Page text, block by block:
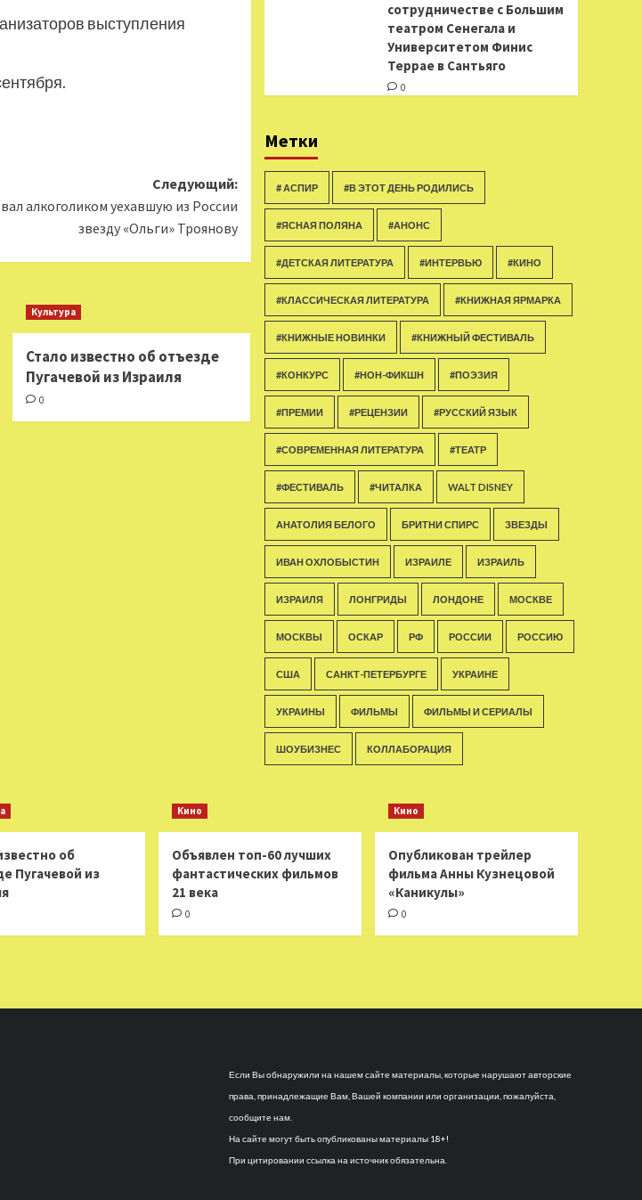
выступления
Следующий:
алкоголиком уехавшую из России
звезду «Ольги» Троянову
Культура
Стало известно об отъезде
Пугачевой из Израиля
0
сотрудничестве с Большим
театром Сенегала и
Университетом Финис
Террае в Сантьяго
0
Метки
# АСПИР #В ЭТОТ ДЕНЬ РОДИЛИСЬ
#ЯСНАЯ ПОЛЯНА #АНОНС
#ДЕТСКАЯ ЛИТЕРАТУРА #ИНТЕРВЬЮ #КИНО
#КЛАССИЧЕСКАЯ ЛИТЕРАТУРА #КНИЖНАЯ ЯРМАРКА
#КНИЖНЫЕ НОВИНКИ #КНИЖНЫЙ ФЕСТИВАЛЬ
#КОНКУРС #НОН-ФИКШН #ПОЭЗИЯ
#ПРЕМИИ #РЕЦЕНЗИИ #РУССКИЙ ЯЗЫК
#СОВРЕМЕННАЯ ЛИТЕРАТУРА #ТЕАТР
#ФЕСТИВАЛЬ #ЧИТАЛКА WALT DISNEY
АНАТОЛИЯ БЕЛОГО БРИТНИ СПИРС ЗВЕЗДЫ
ИВАН ОХЛОБЫСТИН ИЗРАИЛЕ ИЗРАИЛЬ
ИЗРАИЛЯ ЛОНГРИДЫ ЛОНДОНЕ МОСКВЕ
МОСКВЫ ОСКАР РФ РОССИИ РОССИЮ
США САНКТ-ПЕТЕРБУРГЕ УКРАИНЕ
УКРАИНЫ ФИЛЬМЫ ФИЛЬМЫ И СЕРИАЛЫ
ШОУБИЗНЕС КОЛЛАБОРАЦИЯ
об
Пугачевой из
Кино
Объявлен топ-60 лучших
фантастических фильмов
21 века
0
Кино
Опубликован трейлер
фильма Анны Кузнецовой
«Каникулы»
0
Если Вы обнаружили на нашем сайте материалы, которые нарушают авторские
права, принадлежащие Вам, Вашей компании или организации, пожалуйста,
сообщите нам.
На сайте могут быть опубликованы материалы 18+!
При цитировании ссылка на источник обязательна.